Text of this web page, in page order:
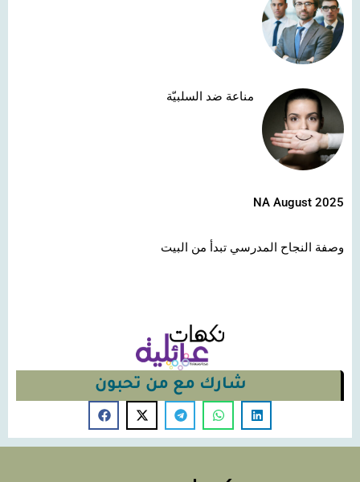
مناعة ضد السلبيّة
NA August 2025
وصفة النجاح المدرسي تبدأ من البيت
شارك مع من تحبون